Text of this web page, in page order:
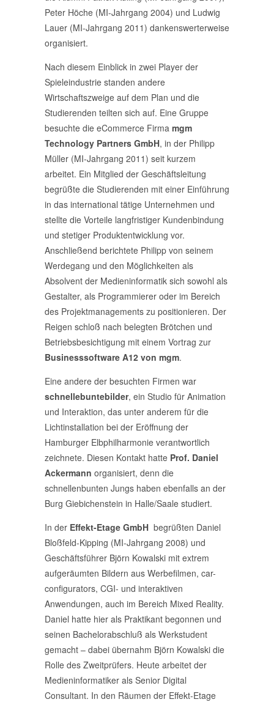
Peter Höche (MI-Jahrgang 2004) und Ludwig
Lauer (MI-Jahrgang 2011) dankenswerterweise
organisiert.
Nach diesem Einblick in zwei Player der
Spieleindustrie standen andere
Wirtschaftszweige auf dem Plan und die
Studierenden teilten sich auf. Eine Gruppe
besuchte die eCommerce Firma mgm
Technology Partners GmbH, in der Philipp
Müller (MI-Jahrgang 2011) seit kurzem
arbeitet. Ein Mitglied der Geschäftsleitung
begrüßte die Studierenden mit einer Einführung
in das international tätige Unternehmen und
stellte die Vorteile langfristiger Kundenbindung
und stetiger Produktentwicklung vor.
Anschließend berichtete Philipp von seinem
Werdegang und den Möglichkeiten als
Absolvent der Medieninformatik sich sowohl als
Gestalter, als Programmierer oder im Bereich
des Projektmanagements zu positionieren. Der
Reigen schloß nach belegten Brötchen und
Betriebsbesichtigung mit einem Vortrag zur
Businesssoftware A12 von mgm.
Eine andere der besuchten Firmen war
schnellebuntebilder, ein Studio für Animation
und Interaktion, das unter anderem für die
Lichtinstallation bei der Eröffnung der
Hamburger Elbphilharmonie verantwortlich
zeichnete. Diesen Kontakt hatte Prof. Daniel
Ackermann organisiert, denn die
schnellenbunten Jungs haben ebenfalls an der
Burg Giebichenstein in Halle/Saale studiert.
In der Effekt-Etage GmbH begrüßten Daniel
Bloßfeld-Kipping (MI-Jahrgang 2008) und
Geschäftsführer Björn Kowalski mit extrem
aufgeräumten Bildern aus Werbefilmen, car-
configurators, CGI- und interaktiven
Anwendungen, auch im Bereich Mixed Reality.
Daniel hatte hier als Praktikant begonnen und
seinen Bachelorabschluß als Werkstudent
gemacht – dabei übernahm Björn Kowalski die
Rolle des Zweitprüfers. Heute arbeitet der
Medieninformatiker als Senior Digital
Consultant. In den Räumen der Effekt-Etage